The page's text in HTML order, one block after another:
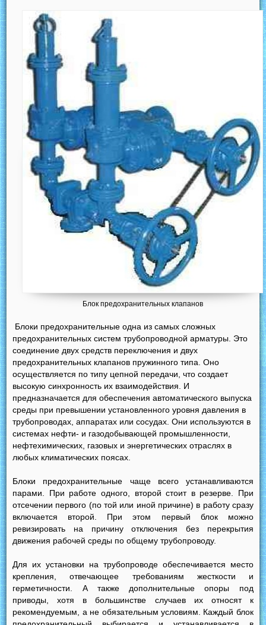
Блок предохранительных клапанов
Блоки предохранительные одна из самых сложных
предохранительных систем трубопроводной арматуры. Это
соединение двух средств переключения и двух
предохранительных клапанов пружинного типа. Оно
осуществляется по типу цепной передачи, что создает
высокую синхронность их взаимодействия. И
предназначается для обеспечения автоматического выпуска
среды при превышении установленного уровня давления в
трубопроводах, аппаратах или сосудах. Они используются в
системах нефти- и газодобывающей промышленности,
нефтехимических, газовых и энергетических отраслях в
любых климатических поясах.
Блоки предохранительные чаще всего устанавливаются
парами. При работе одного, второй стоит в резерве. При
отсечении первого (по той или иной причине) в работу сразу
включается второй. При этом первый блок можно
ревизировать на причину отключения без перекрытия
движения рабочей среды по общему трубопроводу.
Для их установки на трубопроводе обеспечивается место
крепления, отвечающее требованиям жесткости и
герметичности. А также дополнительные опоры под
приводы, хотя в большинстве случаев их относят к
рекомендуемым, а не обязательным условиям. Каждый блок